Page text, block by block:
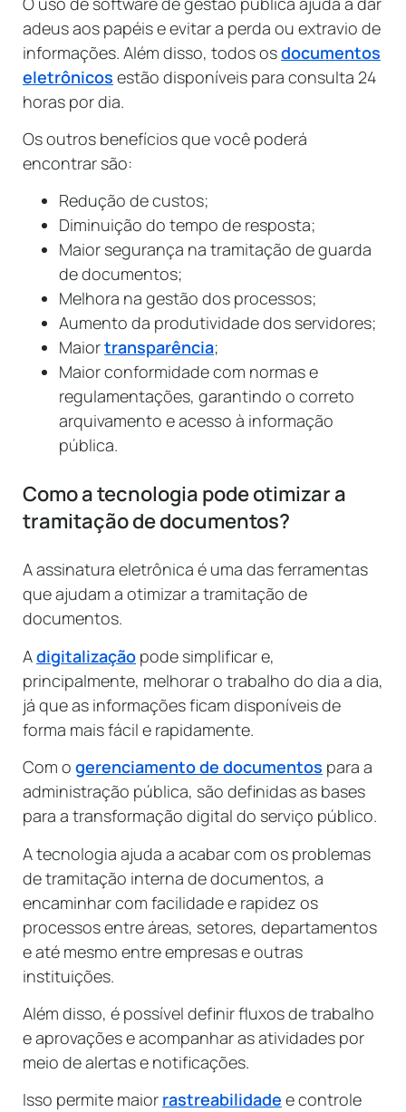
adeus aos papéis e evitar a perda ou extravio de
informações. Além disso, todos osdocumentos
eletrônicos estão disponíveis para consulta 24
horas por dia.
Os outros benefícios que você poderá
encontrar são:
Redução de custos;
Diminuição do tempo de resposta;
Maior segurança na tramitação de guarda
de documentos;
Melhora na gestão dos processos;
Aumento da produtividade dos servidores;
Maiortransparência;
Maior conformidade com normas e
regulamentações, garantindo o correto
arquivamento e acesso à informação
pública.
Como a tecnologia pode otimizar a
tramitação de documentos?
A assinatura eletrônica é uma das ferramentas
que ajudam a otimizar a tramitação de
documentos.
Adigitalização pode simplificar e,
principalmente, melhorar o trabalho do dia a dia,
já que as informações ficam disponíveis de
forma mais fácil e rapidamente.
Com o gerenciamento de documentos para a
administração pública, são definidas as bases
para a transformação digital do serviço público.
A tecnologia ajuda a acabar com os problemas
de tramitação interna de documentos, a
encaminhar com facilidade e rapidez os
processos entre áreas, setores, departamentos
e até mesmo entre empresas e outras
instituições.
Além disso, é possível definir fluxos de trabalho
e aprovações e acompanhar as atividades por
meio de alertas e notificações.
Isso permite maior rastreabilidade e controle